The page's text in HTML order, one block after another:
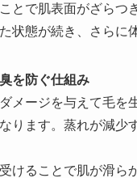
とで肌表面がざら
状態が続き、さらに
を防ぐ仕組み
メージを与えて毛を
ります。蒸れが減少
けることで肌が滑